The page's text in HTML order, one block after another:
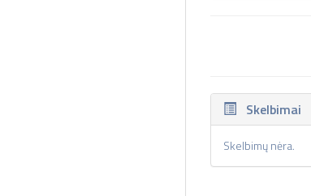
Skelbimai
Skelbimų nėra.